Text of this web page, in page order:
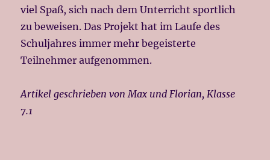
viel Spaß, sich nach dem Unterricht sportlich
zu beweisen. Das Projekt hat im Laufe des
Schuljahres immer mehr begeisterte
Teilnehmer aufgenommen.
Artikel geschrieben von Max und Florian, Klasse
7.1